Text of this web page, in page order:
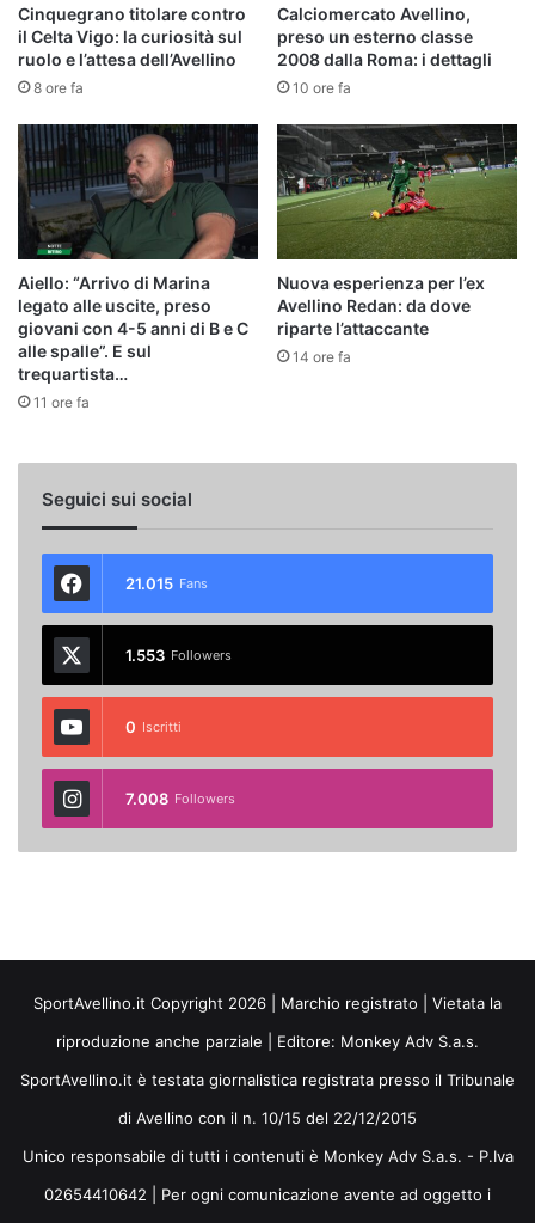
Cinquegrano titolare contro
il Celta Vigo: la curiosità sul
ruolo e l’attesa dell’Avellino
8 ore fa
Calciomercato Avellino,
preso un esterno classe
2008 dalla Roma: i dettagli
10 ore fa
Aiello: “Arrivo di Marina
legato alle uscite, preso
giovani con 4-5 anni di B e C
alle spalle”. E sul
trequartista…
11 ore fa
Nuova esperienza per l’ex
Avellino Redan: da dove
riparte l’attaccante
14 ore fa
Seguici sui social
21.015 Fans
1.553 Followers
0 Iscritti
7.008 Followers
SportAvellino.it Copyright 2026 | Marchio registrato | Vietata la
riproduzione anche parziale | Editore: Monkey Adv S.a.s.
SportAvellino.it è testata giornalistica registrata presso il Tribunale
di Avellino con il n. 10/15 del 22/12/2015
Unico responsabile di tutti i contenuti è Monkey Adv S.a.s. - P.Iva
02654410642 | Per ogni comunicazione avente ad oggetto i